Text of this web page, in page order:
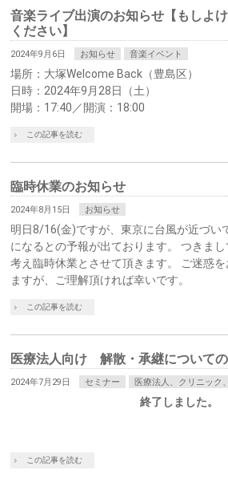
音楽ライブ出演のお知らせ【もしよ
ください】
2024年9月6日 お知らせ 音楽イベント
場所：大塚Welcome Back（豊島区）
日時：2024年9月28日（土）
開場：17:40／開演：18:00
この記事を読む
臨時休業のお知らせ
2024年8月15日 お知らせ
明日8/16(金)ですが、東京に台風が近づい
になるとの予報が出ております。 つきま
考え臨時休業とさせて頂きます。 ご迷惑
ますが、ご理解頂ければ幸いです。
この記事を読む
医療法人向け 解散・承継についての
2024年7月29日 セミナー 医療法人、クリニック
終了しました。
この記事を読む